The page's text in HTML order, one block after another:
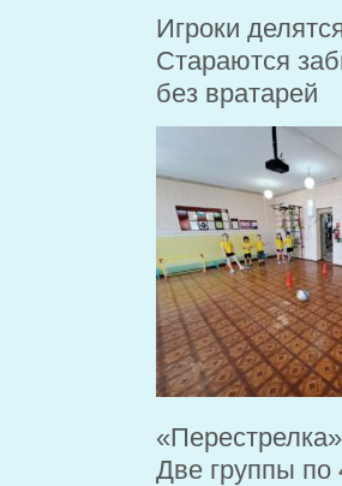
Игроки
Стараются
без вратарей
«Перестрелка»
Две группы по